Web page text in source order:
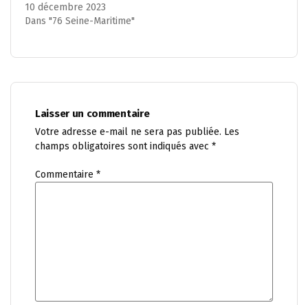
10 décembre 2023
Dans "76 Seine-Maritime"
Laisser un commentaire
Votre adresse e-mail ne sera pas publiée. Les
champs obligatoires sont indiqués avec *
Commentaire *